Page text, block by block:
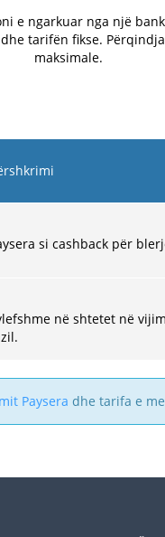
e ngarkuar nga një
tarifën fikse.
maksimale.
si cashback për
në shtetet në
Paysera dhe tarifa e